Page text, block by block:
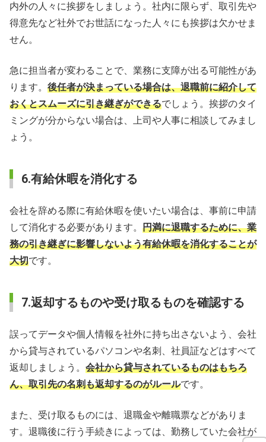
内外の人々に挨拶をしましょう。社内に限らず、取引先や
得意先など社外でお世話になった人々にも挨拶は欠かせま
せん。
急に担当者が変わることで、業務に支障が出る可能性があ
ります。 後任者が決まっている場合は、退職前に紹介して
おくとスムーズに引き継ぎができるでしょう。挨拶のタイ
ミングが分からない場合は、上司や人事に相談してみまし
ょう。
6.有給休暇を消化する
会社を辞める際に有給休暇を使いたい場合は、事前に申請
して消化する必要があります。 円満に退職するために、業
務の引き継ぎに影響しないよう有給休暇を消化することが
大切です。
7.返却するものや受け取るものを確認する
誤ってデータや個人情報を社外に持ち出さないよう、会社
から貸与されているパソコンや名刺、社員証などはすべて
返却しましょう。 会社から貸与されているものはもちろ
ん、取引先の名刺も返却するのがルールです。
また、受け取るものには、退職金や離職票などがありま
す。退職後に行う手続きによっては、勤務していた会社が